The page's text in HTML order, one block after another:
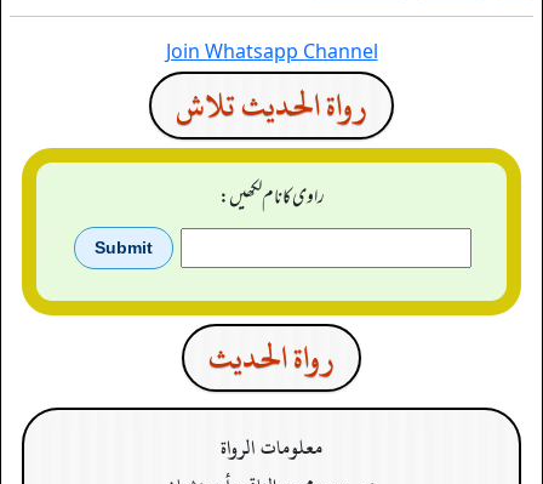
Join Whatsapp Channel
رواة الحديث تلاش
راوی کا نام لکھیں:
رواة الحدیث
معلومات الرواة